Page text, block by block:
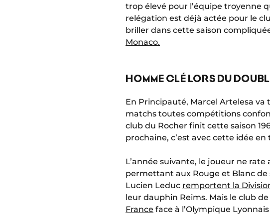
trop élevé pour l’équipe troyenne
relégation est déjà actée pour le
briller dans cette saison
Monaco.
HOMME CLÉ LORS DU
En Principauté, Marcel Artelesa va
matchs toutes compétitions
club du Rocher finit cette saison
prochaine, c’est avec cette idée
L’année suivante, le joueur ne
permettant aux Rouge et Blanc
Lucien Leduc remportent la
leur dauphin Reims. Mais le club
France face à l’Olympique